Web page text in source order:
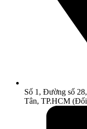
Số 1, Đường số
Tân, TP.HCM